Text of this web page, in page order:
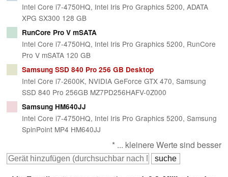
Intel Core i7-4750HQ, Intel Iris Pro Graphics 5200, ADATA
XPG SX300 128 GB
RunCore Pro V mSATA
Intel Core i7-4750HQ, Intel Iris Pro Graphics 5200, RunCore
Pro V mSATA 120 GB
Samsung SSD 840 Pro 256 GB Desktop
Intel Core i7-2600K, NVIDIA GeForce GTX 470, Samsung
SSD 840 Pro 256GB MZ7PD256HAFV-0Z000
Samsung HM640JJ
Intel Core i7-4750HQ, Intel Iris Pro Graphics 5200, Samsung
SpinPoint MP4 HM640JJ
* ... kleinere Werte sind besser